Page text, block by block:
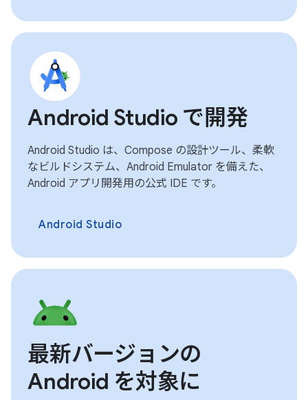
Android Studio で開発
Android Studio は、Compose の設計ツール、柔軟
なビルドシステム、Android Emulator を備えた、
Android アプリ開発用の公式 IDE です。
Android Studio
最新バージョンの
Android を対象に